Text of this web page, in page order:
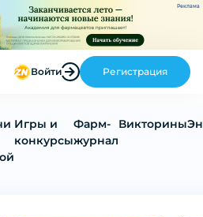
Реклама
Войти Регистрация
Игры и
конкурсы
Фарм-
журнал
Викторины